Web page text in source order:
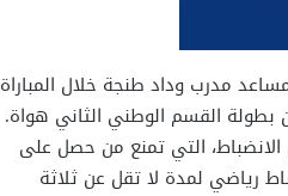
مدرب وداد طنجة خلال المباراة
بطولة القسم الوطني الثاني هواة.
في اعتراضه إلى المادة 1-54 من قانون الانضباط، التي تمنع من حصل على
رياضي لمدة لا تقل عن ثلاثة